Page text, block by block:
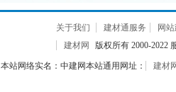
关于我们 建材通服务 网
建材网
版权所有 2000-2022
本站网络实名：中建网本站通用网址： 建材